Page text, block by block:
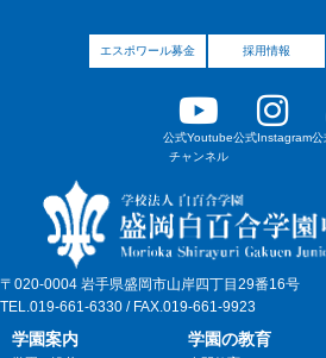
エスポワール募金 採用情報
公式Youtube
チャンネル
公式Instagram公
〒020-0004 岩手県盛岡市山岸四丁目29番16号
TEL.019-661-6330 / FAX.019-661-9923
学園案内 学園の教育